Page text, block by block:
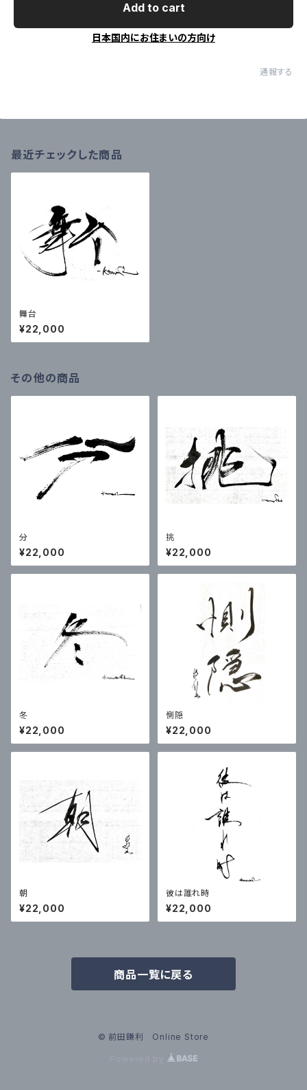
Add to cart
日本国内にお住まいの方向け
通報する
最近チェックした商品
舞台
¥22,000
その他の商品
分
¥22,000
挑
¥22,000
冬
¥22,000
惻隠
¥22,000
朝
¥22,000
彼は誰れ時
¥22,000
商品一覧に戻る
© 前田鎌利 Online Store